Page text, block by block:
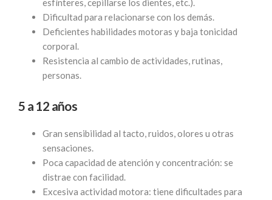
esfínteres, cepillarse los dientes, etc.).
Dificultad para relacionarse con los demás.
Deficientes habilidades motoras y baja tonicidad
corporal.
Resistencia al cambio de actividades, rutinas,
personas.
5 a 12 años
Gran sensibilidad al tacto, ruidos, olores u otras
sensaciones.
Poca capacidad de atención y concentración: se
distrae con facilidad.
Excesiva actividad motora: tiene dificultades para